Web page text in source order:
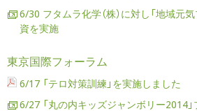
6/30 フタムラ化学（株）に対し「地域元
資を実施
東京国際フォーラム
6/17 「テロ対策訓練」を実施しました
6/27 「丸の内キッズジャンボリー2014